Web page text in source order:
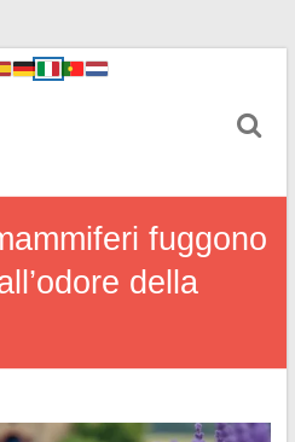
fuggono
della